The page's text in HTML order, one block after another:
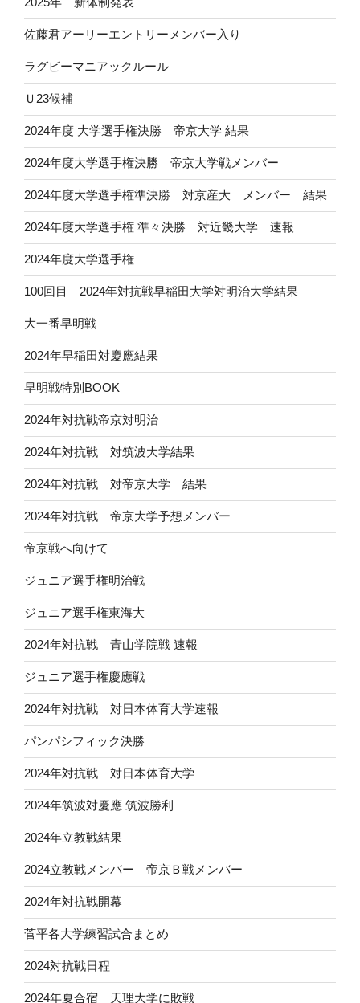
佐藤君アーリーエントリーメンバー入り
ラグビーマニアックルール
Ｕ23候補
2024年度 大学選手権決勝 帝京大学 結果
2024年度大学選手権決勝 帝京大学戦メンバー
2024年度大学選手権準決勝 対京産大 メンバー 結果
2024年度大学選手権 準々決勝 対近畿大学 速報
2024年度大学選手権
100回目 2024年対抗戦早稲田大学対明治大学結果
大一番早明戦
2024年早稲田対慶應結果
早明戦特別BOOK
2024年対抗戦帝京対明治
2024年対抗戦 対筑波大学結果
2024年対抗戦 対帝京大学 結果
2024年対抗戦 帝京大学予想メンバー
帝京戦へ向けて
ジュニア選手権明治戦
ジュニア選手権東海大
2024年対抗戦 青山学院戦 速報
ジュニア選手権慶應戦
2024年対抗戦 対日本体育大学速報
パンパシフィック決勝
2024年対抗戦 対日本体育大学
2024年筑波対慶應 筑波勝利
2024年立教戦結果
2024立教戦メンバー 帝京Ｂ戦メンバー
2024年対抗戦開幕
菅平各大学練習試合まとめ
2024対抗戦日程
2024年夏合宿 天理大学に敗戦